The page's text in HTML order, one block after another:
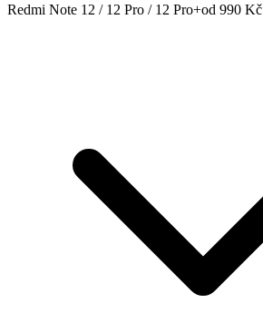
Redmi Note 12 / 12 Pro / 12 Pro+od 990 Kč